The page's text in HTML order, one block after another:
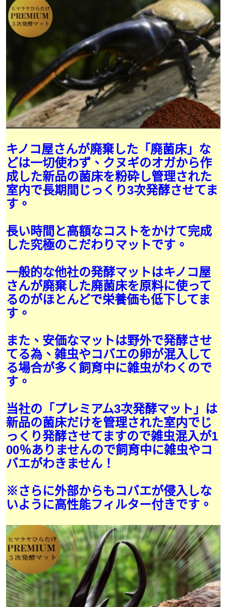
キノコ屋さんが廃棄した「廃菌床」な
どは一切使わず、クヌギのオガから作
成した新品の菌床を粉砕し管理された
室内で長期間じっくり3次発酵させてま
す。
長い時間と高額なコストをかけて完成
した究極のこだわりマットです。
一般的な他社の発酵マットはキノコ屋
さんが廃棄した廃菌床を原料に使って
るのがほとんどで栄養価も低下してま
す。
また、安価なマットは野外で発酵させ
てる為、雑虫やコバエの卵が混入して
る場合が多く飼育中に雑虫がわくので
す。
当社の「プレミアム3次発酵マット」は
新品の菌床だけを管理された室内でじ
っくり発酵させてますので雑虫混入が1
00％ありませんので飼育中に雑虫やコ
バエがわきません！
※さらに外部からもコバエが侵入しな
いように高性能フィルター付きです。